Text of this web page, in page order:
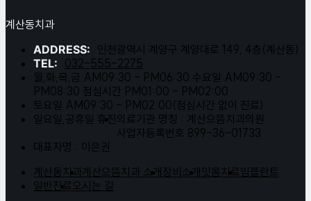
계산동치과
ADDRESS: 인천광역시 계양구 계양대로 149, 4층(계산동)
TEL: 032-555-2275
월,화,목,금 AM09:30 - PM06:30 수요일 AM09:30 -
PM08:30 점심시간 PM01:00 - PM02:00
토요일 AM09:30 - PM02:00(점심시간 없이 진료)
일요일,공휴일 휴진의료기관 명칭 : 계산으뜸치과의원
사업자등록번호 899-36-01733
대표자명 : 이은권
계산동치과계산으뜸치과 소개 장비소개 잇몸치료임플란트
일반진료오시는 길